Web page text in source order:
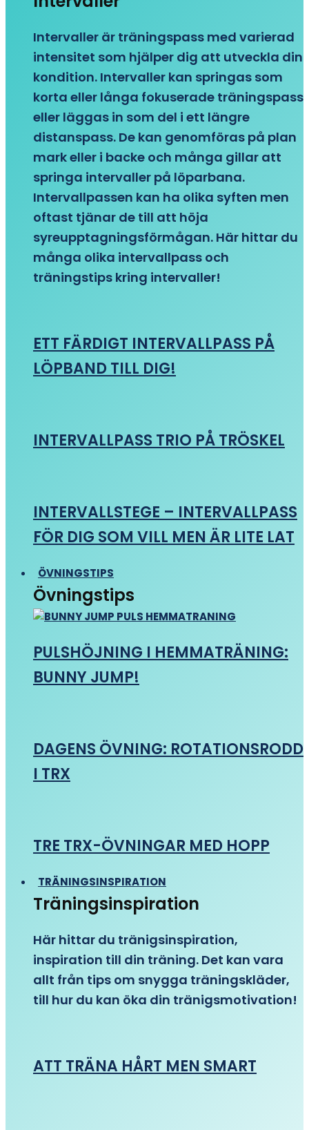
Intervaller är träningspass med varierad
intensitet som hjälper dig att utveckla din
kondition. Intervaller kan springas som
korta eller långa fokuserade träningspass
eller läggas in som del i ett längre
distanspass. De kan genomföras på plan
mark eller i backe och många gillar att
springa intervaller på löparbana.
Intervallpassen kan ha olika syften men
oftast tjänar de till att höja
syreupptagningsförmågan. Här hittar du
många olika intervallpass och
träningstips kring intervaller!
ETT FÄRDIGT INTERVALLPASS PÅ
LÖPBAND TILL DIG!
INTERVALLPASS TRIO PÅ TRÖSKEL
INTERVALLSTEGE – INTERVALLPASS
FÖR DIG SOM VILL MEN ÄR LITE LAT
ÖVNINGSTIPS
Övningstips
PULSHÖJNING I HEMMATRÄNING:
BUNNY JUMP!
DAGENS ÖVNING: ROTATIONSRODD
I TRX
TRE TRX-ÖVNINGAR MED HOPP
TRÄNINGSINSPIRATION
Träningsinspiration
Här hittar du tränigsinspiration,
inspiration till din träning. Det kan vara
allt från tips om snygga träningskläder,
till hur du kan öka din tränigsmotivation!
ATT TRÄNA HÅRT MEN SMART